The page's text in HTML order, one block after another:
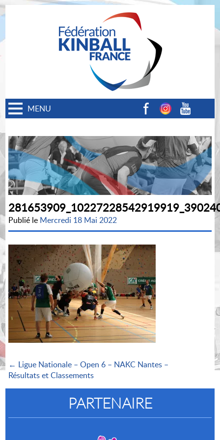
MENU
Publié le Mercredi 18 Mai 2022
← Ligue Nationale – Open 6 – NAKC Nantes –
Résultats et Classements
PARTENAIRE